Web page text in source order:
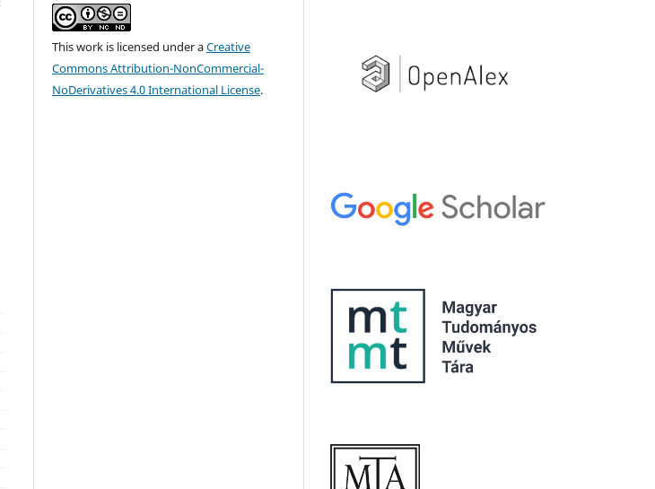
This work is licensed under aCreative
Commons Attribution-NonCommercial-
NoDerivatives 4.0 International License.